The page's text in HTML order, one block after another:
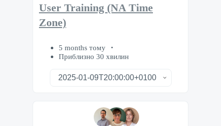
User Training (NA Time
Zone)
5 months тому
Приблизно 30 хвилин